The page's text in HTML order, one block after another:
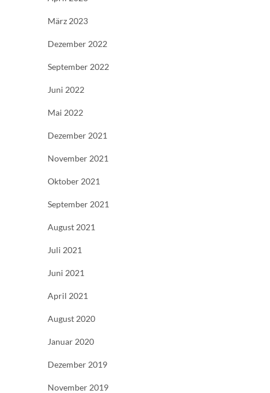
März 2023
Dezember 2022
September 2022
Juni 2022
Mai 2022
Dezember 2021
November 2021
Oktober 2021
September 2021
August 2021
Juli 2021
Juni 2021
April 2021
August 2020
Januar 2020
Dezember 2019
November 2019